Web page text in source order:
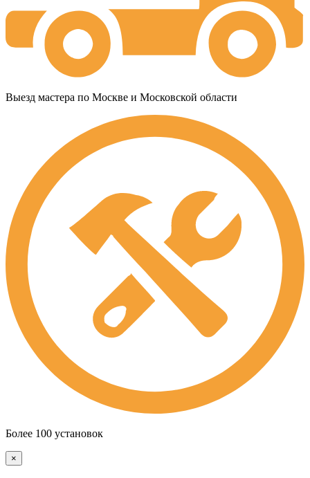
Выезд мастера по Москве и Московской области
Более 100 установок
×